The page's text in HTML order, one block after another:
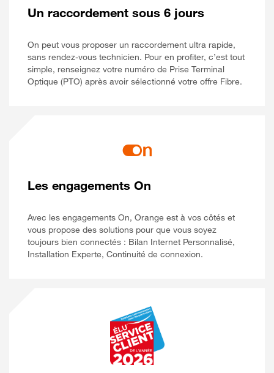
Un raccordement sous 6 jours
On peut vous proposer un raccordement ultra rapide,
sans rendez-vous technicien. Pour en profiter, c’est tout
simple, renseignez votre numéro de Prise Terminal
Optique (PTO) après avoir sélectionné votre offre Fibre.
Les engagements On
Avec les engagements On, Orange est à vos côtés et
vous propose des solutions pour que vous soyez
toujours bien connectés : Bilan Internet Personnalisé,
Installation Experte, Continuité de connexion.